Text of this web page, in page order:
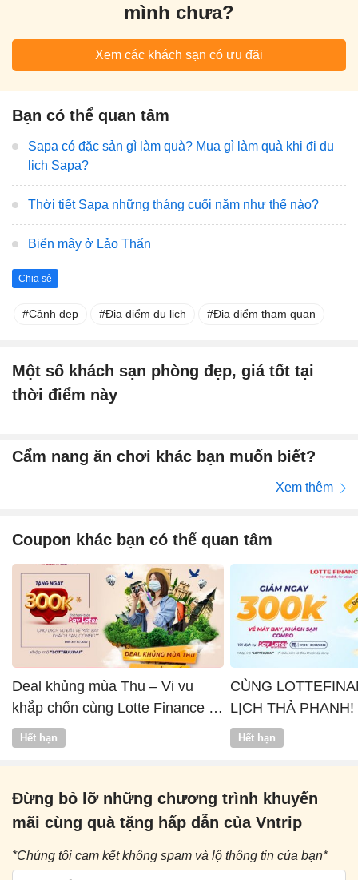
mình chưa?
Xem các khách sạn có ưu đãi
Bạn có thể quan tâm
Sapa có đặc sản gì làm quà? Mua gì làm quà khi đi du
lịch Sapa?
Thời tiết Sapa những tháng cuối năm như thế nào?
Biển mây ở Lảo Thẩn
Chia sẻ
Cảnh đẹp Địa điểm du lịch Địa điểm tham quan
Một số khách sạn phòng đẹp, giá tốt tại
thời điểm này
Cẩm nang ăn chơi khác bạn muốn biết?
Xem thêm
Coupon khác bạn có thể quan tâm
Deal khủng mùa Thu – Vi vu
khắp chốn cùng Lotte Finance x
Vntrip
Hết hạn
CÙNG
LỊCH THẢ PHANH!
Hết hạn
Đừng bỏ lỡ những chương trình khuyến
mãi cùng quà tặng hấp dẫn của Vntrip
*Chúng tôi cam kết không spam và lộ thông tin của bạn*